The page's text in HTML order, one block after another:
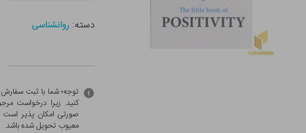
دسته: روانشناسی
توجه؛ شما با ثبت
کنید. زیرا درخواست
صورتی امکان پذیر است
معيوب تحویل شده باشد.